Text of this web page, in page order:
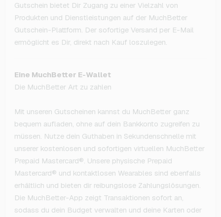
Gutschein bietet Dir Zugang zu einer Vielzahl von
Produkten und Dienstleistungen auf der MuchBetter
Gutschein-Plattform. Der sofortige Versand per E-Mail
ermöglicht es Dir, direkt nach Kauf loszulegen.
Eine MuchBetter E-Wallet
Die MuchBetter Art zu zahlen
Mit unseren Gutscheinen kannst du MuchBetter ganz
bequem aufladen, ohne auf dein Bankkonto zugreifen zu
müssen. Nutze dein Guthaben in Sekundenschnelle mit
unserer kostenlosen und sofortigen virtuellen MuchBetter
Prepaid Mastercard®. Unsere physische Prepaid
Mastercard® und kontaktlosen Wearables sind ebenfalls
erhältlich und bieten dir reibungslose Zahlungslösungen.
Die MuchBetter-App zeigt Transaktionen sofort an,
sodass du dein Budget verwalten und deine Karten oder